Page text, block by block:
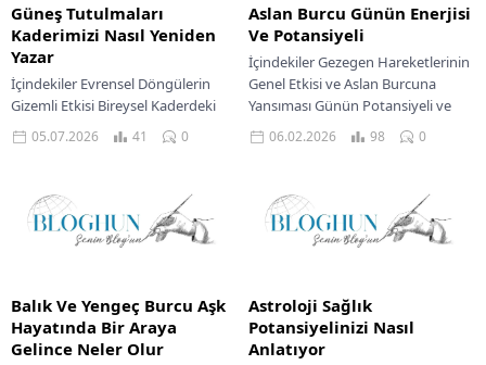
Güneş Tutulmaları
Kaderimizi Nasıl Yeniden
Yazar
İçindekiler Evrensel Döngülerin
Gizemli Etkisi Bireysel Kaderdeki
Tutulmalar Aşk Hayatında Yeniden
Yazılan Senaryolar Kariyer Yolu Ve
05.07.2026 41 0
Aslan Burcu Günün Enerjisi
Ve Potansiyeli
İçindekiler Gezegen Hareketlerinin
Genel Etkisi ve Aslan Burcuna
Yansıması Günün Potansiyeli ve
Fırsat Alanları Aşk Hayatında Tutku
ve Bağlantı Kariyerde...
06.02.2026 98 0
Balık Ve Yengeç Burcu Aşk
Hayatında Bir Araya
Gelince Neler Olur
Astroloji Sağlık
Potansiyelinizi Nasıl
Anlatıyor